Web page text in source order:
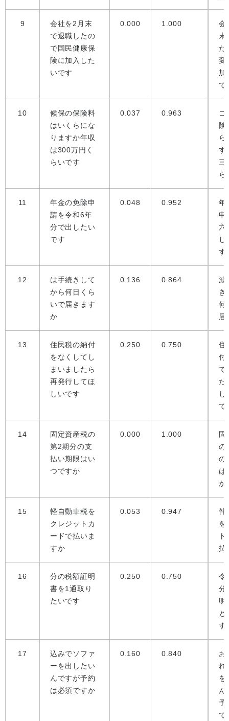
9
会社を2月末
で退職したの
で国民健康保
険に加入した
いです
0.000 1.000
会
末
た
変
加
で
10
候保の保険料
はいくらにな
りますか年収
は300万円く
らいです
0.037 0.963
ゴ
険
ら
す
三
ら
11
年金の免除申
請を令和6年
分で出したい
です
0.048 0.952
年
申
六
し
す
12
は手続きして
から何日くら
いで届きます
か
0.136 0.864
減
き
何
届
13
住民税の納付
をなくしてし
まいましたら
再発行してほ
しいです
0.250 0.750
住
付
て
た
し
で
14
固定資産税の
第2期分の支
払い期限はい
つですか
0.000 1.000
固
の
の
は
か
15
軽自動車税を
クレジットカ
ードで払いま
すか
0.053 0.947
件
を
払
16
分の税額証明
書を1通取り
たいです
0.250 0.750
令
分
明
と
す
17
込みでソファ
ーを出したい
んですが予約
は必須ですか
0.160 0.840
お
れ
を
ん
予
で